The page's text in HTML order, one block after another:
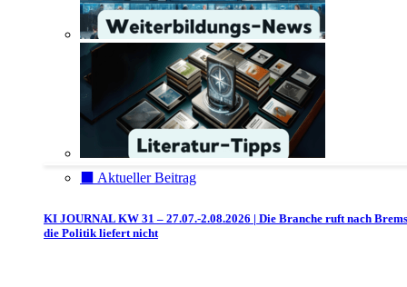
⬛️ Aktueller Beitrag
KI JOURNAL KW 31 – 27.07.-2.08.2026 | Die Branche ruft nach
die Politik liefert nicht